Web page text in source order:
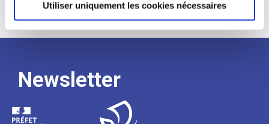
Utiliser uniquement les cookies nécessaires
Newsletter